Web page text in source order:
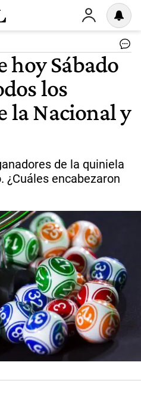
hoy Sábado
los
la Nacional y
de la quiniela
¿Cuáles encabezaron